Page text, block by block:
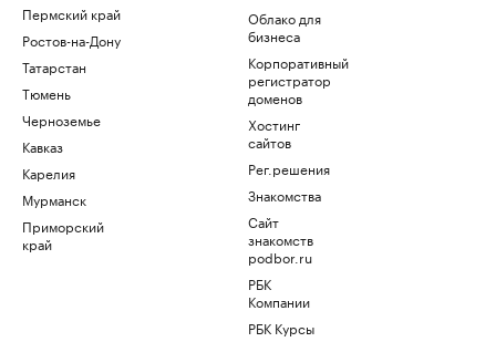
Пермский край
Ростов-на-Дону
Татарстан
Тюмень
Черноземье
Кавказ
Карелия
Мурманск
Приморский
край
Облако для
бизнеса
Корпоративный
регистратор
доменов
Хостинг
сайтов
Рег.решения
Знакомства
Сайт
знакомств
podbor.ru
РБК
Компании
РБК Курсы